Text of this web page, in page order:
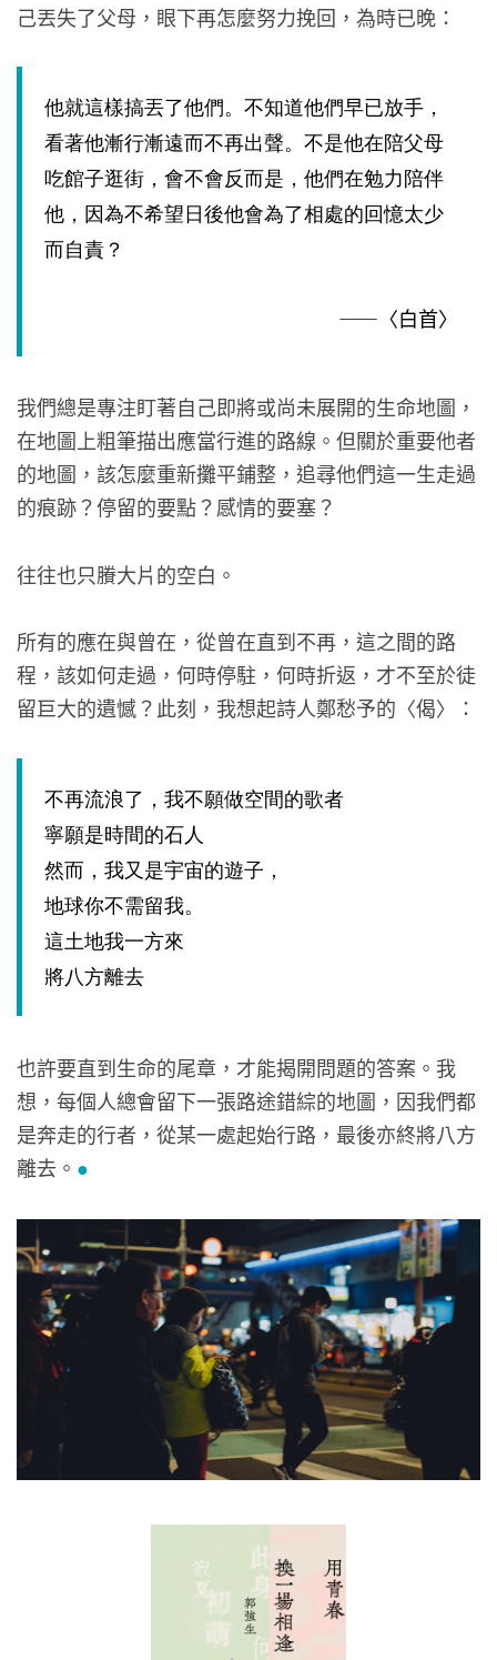
己丟失了父母，眼下再怎麼努力挽回，為時已晚：
他就這樣搞丟了他們。不知道他們早已放手，
看著他漸行漸遠而不再出聲。不是他在陪父母
吃館子逛街，會不會反而是，他們在勉力陪伴
他，因為不希望日後他會為了相處的回憶太少
而自責？
——〈白首〉
我們總是專注盯著自己即將或尚未展開的生命地圖，
在地圖上粗筆描出應當行進的路線。但關於重要他者
的地圖，該怎麼重新攤平鋪整，追尋他們這一生走過
的痕跡？停留的要點？感情的要塞？
往往也只賸大片的空白。
所有的應在與曾在，從曾在直到不再，這之間的路
程，該如何走過，何時停駐，何時折返，才不至於徒
留巨大的遺憾？此刻，我想起詩人鄭愁予的〈偈〉：
不再流浪了，我不願做空間的歌者
寧願是時間的石人
然而，我又是宇宙的遊子，
地球你不需留我。
這土地我一方來
將八方離去
也許要直到生命的尾章，才能揭開問題的答案。我
想，每個人總會留下一張路途錯綜的地圖，因我們都
是奔走的行者，從某一處起始行路，最後亦終將八方
離去。 ●